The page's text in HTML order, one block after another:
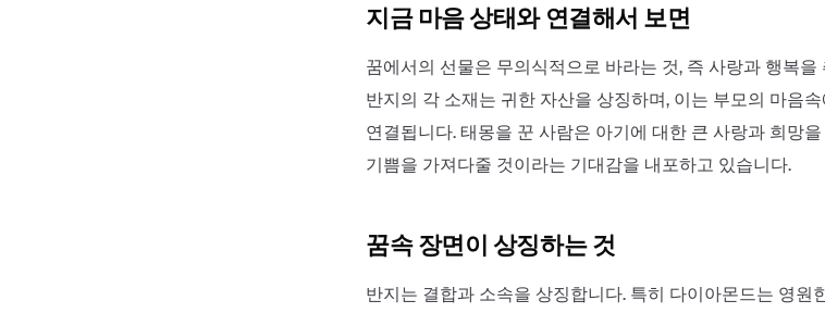
지금 마음 상태와 연결해서 보면
꿈에서의 선물은 무의식적으로 바라는 것, 즉 사랑과 행복
반지의 각 소재는 귀한 자산을 상징하며, 이는 부모의 마음
연결됩니다. 태몽을 꾼 사람은 아기에 대한 큰 사랑과 희망
기쁨을 가져다줄 것이라는 기대감을 내포하고 있습니다.
꿈속 장면이 상징하는 것
반지는 결합과 소속을 상징합니다. 특히 다이아몬드는 영원